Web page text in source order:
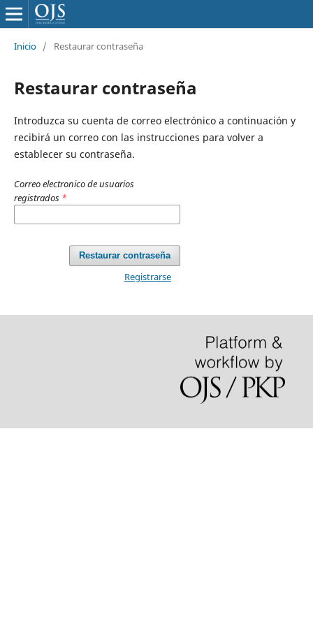
Inicio / Restaurar contraseña
Restaurar contraseña
Introduzca su cuenta de correo electrónico a continuación y
recibirá un correo con las instrucciones para volver a
establecer su contraseña.
Correo electronico de usuarios
registrados *
Restaurar contraseña
Registrarse